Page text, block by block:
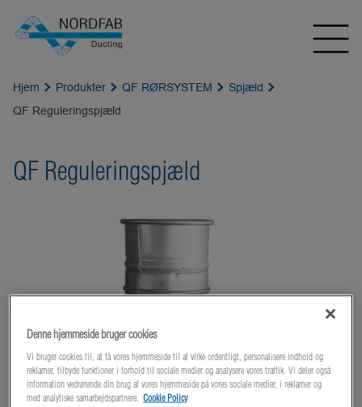
Hjem Produkter QF RØRSYSTEM
Spjæld
QF Reguleringspjæld
QF Reguleringspjæld
Denne hjemmeside bruger cookies
Vi bruger cookies til, at få vores hjemmeside til at virke ordentligt, personalisere indhold og
reklamer, tilbyde funktioner i forhold til sociale medier og analysere vores traffik. Vi deler også
information vedrørende din brug af vores hjemmeside på vores sociale medier, i reklamer og
med analytiske samarbejdspartnere. Cookie Policy